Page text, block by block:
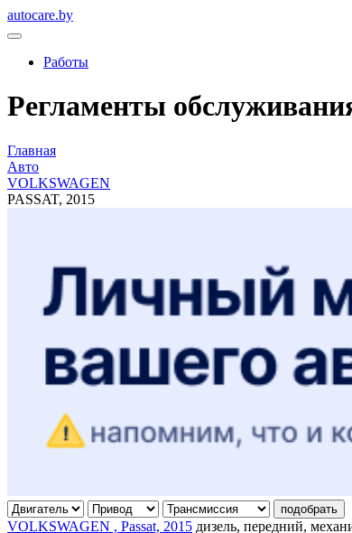
autocare.by
Работы
Регламенты
Главная
Авто
VOLKSWAGEN
PASSAT, 2015
подобрать
VOLKSWAGEN , Passat, 2015 дизель, передний,